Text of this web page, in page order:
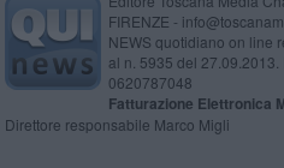
FIRENZE -
NEWS quotidiano on line
al n. 5935 del 27.09.2013.
0620787048
Fatturazione Elettronica
Direttore responsabile Marco Migli